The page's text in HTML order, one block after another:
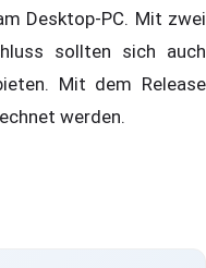
Desktop-PC. Mit zwei
sollten sich auch
Mit dem Release
werden.